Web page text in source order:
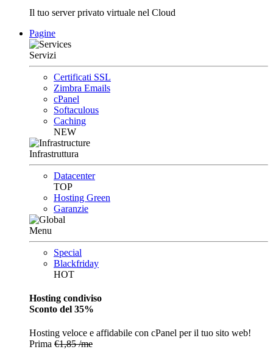
Il tuo server privato virtuale nel Cloud
Pagine
Servizi
Certificati SSL
Zimbra Emails
cPanel
Softaculous
Caching
NEW
Infrastruttura
Datacenter
TOP
Hosting Green
Garanzie
Menu
Special
Blackfriday
HOT
Hosting condiviso
Sconto del 35%
Hosting veloce e affidabile con cPanel per il tuo sito web!
Prima €1,85 /me